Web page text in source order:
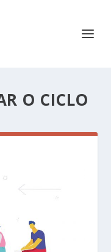
O CICLO